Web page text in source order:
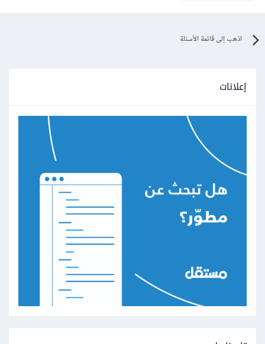
اذهب إلى قائمة الأسئلة
إعلانات